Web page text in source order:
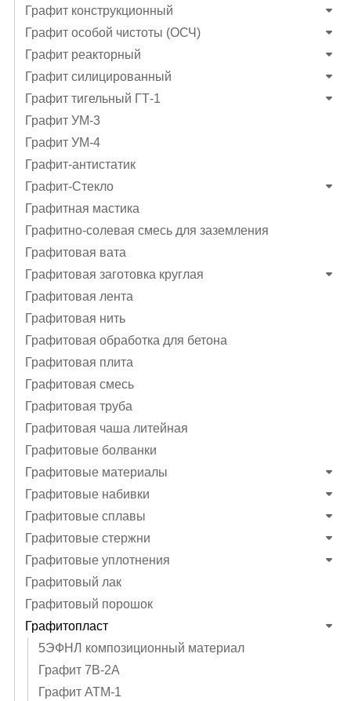
Графит конструкционный
Графит особой чистоты (ОСЧ)
Графит реакторный
Графит силицированный
Графит тигельный ГТ-1
Графит УМ-3
Графит УМ-4
Графит-антистатик
Графит-Стекло
Графитная мастика
Графитно-солевая смесь для заземления
Графитовая вата
Графитовая заготовка круглая
Графитовая лента
Графитовая нить
Графитовая обработка для бетона
Графитовая плита
Графитовая смесь
Графитовая труба
Графитовая чаша литейная
Графитовые болванки
Графитовые материалы
Графитовые набивки
Графитовые сплавы
Графитовые стержни
Графитовые уплотнения
Графитовый лак
Графитовый порошок
Графитопласт
5ЭФНЛ композиционный материал
Графит 7В-2А
Графит АТМ-1